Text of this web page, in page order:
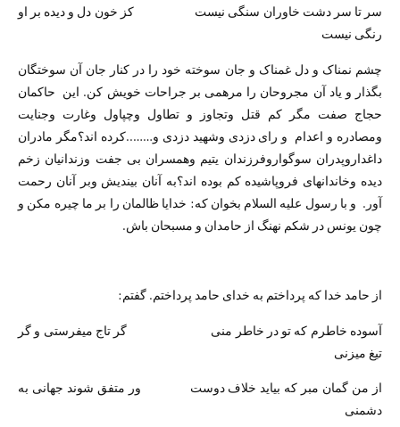
سر تا سر دشت خاوران سنگی نیست کز خون دل و دیده بر او
رنگی نیست
چشم نمناک و دل غمناک و جان سوخته خود را در کنار جان آن سوختگان
بگذار و یاد آن مجروحان را مرهمی بر جراحات خویش کن. این حاکمان
حجاج صفت مگر کم قتل وتجاوز و تطاول وچپاول وغارت وجنایت
ومصادره و اعدام و رای دزدی وشهید دزدی و……..کرده اند؟مگر مادران
داغداروپدران سوگواروفرزندان یتیم وهمسران بی جفت وزندانیان زخم
دیده وخاندانهای فروپاشیده کم بوده اند؟به آنان بیندیش وبر آنان رحمت
آور. و با رسول علیه السلام بخوان که: خدایا ظالمان را بر ما چیره مکن و
چون یونس در شکم نهنگ از حامدان و مسبحان باش.
از حامد خدا که پرداختم به خدای حامد پرداختم. گفتم:
آسوده خاطرم که تو در خاطر منی گر تاج میفرستی و گر
تیغ میزنی
از من گمان مبر که بیاید خلاف دوست ور متفق شوند جهانی به
دشمنی